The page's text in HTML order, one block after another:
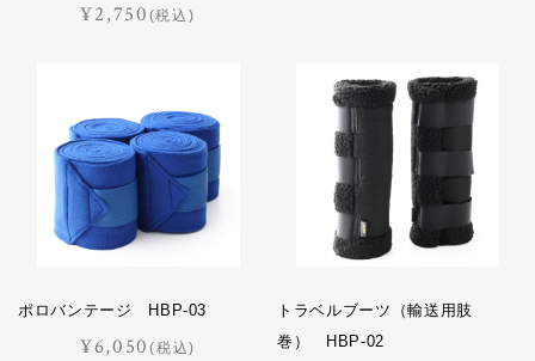
¥2,750 (税込)
ポロバンテージ HBP-03
¥6,050(税込)
トラベルブーツ（輸送用肢
巻） HBP-02
レイヤー
レインズ
ロイヤル
LIFE IN A NORTHERN LAND
SOK